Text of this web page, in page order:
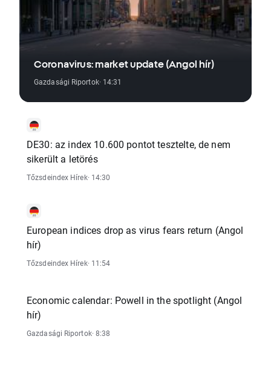
Coronavirus: market update (Angol hír)
Gazdasági Riportok· 14:31
DE30: az index 10.600 pontot tesztelte, de nem
sikerült a letörés
Tőzsdeindex Hírek· 14:30
European indices drop as virus fears return (Angol
hír)
Tőzsdeindex Hírek· 11:54
Economic calendar: Powell in the spotlight (Angol
hír)
Gazdasági Riportok· 8:38